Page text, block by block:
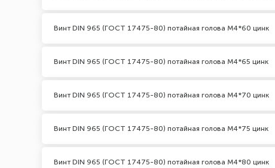
Винт DIN 965 (ГОСТ 17475-80) потайная голова М4*60 цинк
Винт DIN 965 (ГОСТ 17475-80) потайная голова М4*65 цинк
Винт DIN 965 (ГОСТ 17475-80) потайная голова М4*70 цинк
Винт DIN 965 (ГОСТ 17475-80) потайная голова М4*75 цинк
Винт DIN 965 (ГОСТ 17475-80) потайная голова М4*80 цинк